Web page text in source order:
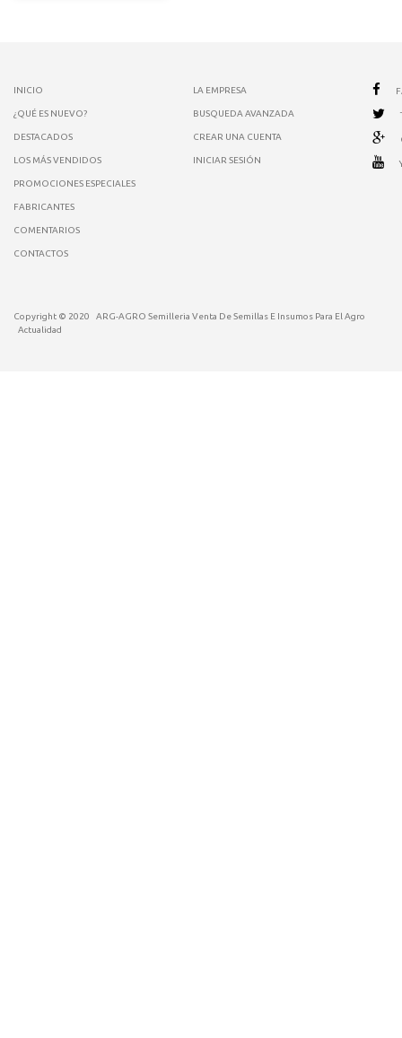
INICIO
¿QUÉ ES NUEVO?
DESTACADOS
LOS MÁS VENDIDOS
PROMOCIONES ESPECIALES
FABRICANTES
COMENTARIOS
CONTACTOS
LA EMPRESA
BUSQUEDA AVANZADA
CREAR UNA CUENTA
INICIAR SESIÓN
Copyright © 2020
ARG-AGRO Semilleria Venta De Semillas E Insumos Para El Agro
Actualidad